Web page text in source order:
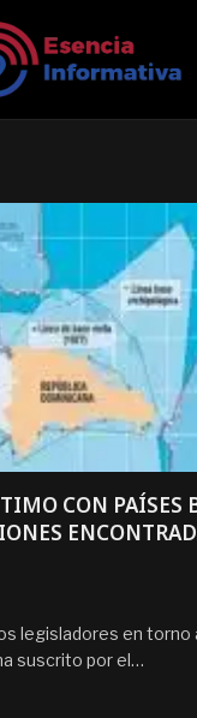
CON PAÍSES
legisladores en torno
suscrito por el…